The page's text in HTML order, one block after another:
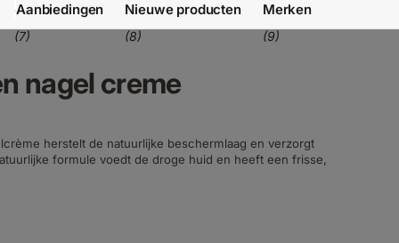
Aanbiedingen
(7)
Nieuwe producten
(8)
Merken
(9)
nagel creme
herstelt de natuurlijke beschermlaag en verzorgt
formule voedt de droge huid en heeft een frisse,